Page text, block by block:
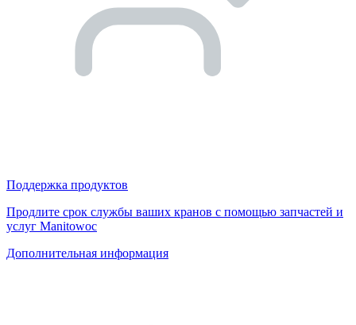
Поддержка продуктов
Продлите срок службы ваших кранов с помощью запчастей и
услуг Manitowoc
Дополнительная информация